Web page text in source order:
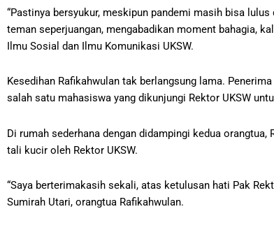
“Pastinya bersyukur, meskipun pandemi masih bisa
teman seperjuangan, mengabadikan moment bahagia,
Ilmu Sosial dan Ilmu Komunikasi UKSW.
Kesedihan Rafikahwulan tak berlangsung lama.
salah satu mahasiswa yang dikunjungi Rektor UKSW
Di rumah sederhana dengan didampingi kedua
tali kucir oleh Rektor UKSW.
“Saya berterimakasih sekali, atas ketulusan hati Pak
Sumirah Utari, orangtua Rafikahwulan.